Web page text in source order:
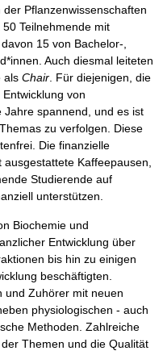
Pflanzenwissenschaften
Teilnehmende mit
15 von Bachelor-,
Auch diesmal leiteten
als Chair . Für diejenigen, die
von
Jahre spannend, und es ist
zu verfolgen. Diese
Die finanzielle
Kaffeepausen,
Studierende auf
unterstützen.
Biochemie und
Entwicklung über
bis hin zu einigen
beschäftigten.
und Zuhörer mit neuen
physiologischen - auch
Methoden. Zahlreiche
Themen und die Qualität